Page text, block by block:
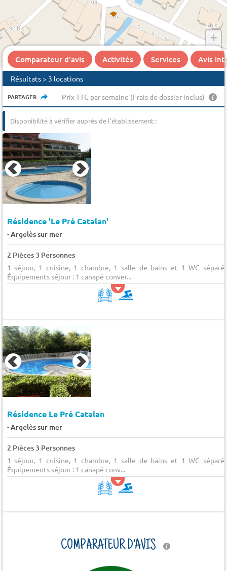
+
−
Comparateur d'avis Activités Services Avis
Résultats > 3 locations
PARTAGER Prix TTC par semaine (Frais de dossier inclus)
Disponibilité à vérifier auprès de l'établissement :
Résidence 'Le Pré Catalan'
-Argelès sur mer
2 Pièces 3 Personnes
1 séjour, 1 cuisine, 1 chambre, 1 salle de bains et 1 WC
Équipements séjour : 1 canapé conver...
Résidence Le Pré Catalan
-Argelès sur mer
2 Pièces 3 Personnes
1 séjour, 1 cuisine, 1 chambre, 1 salle de bains et 1 WC
Équipements séjour : 1 canapé conv...
COMPARATEUR D'AVIS